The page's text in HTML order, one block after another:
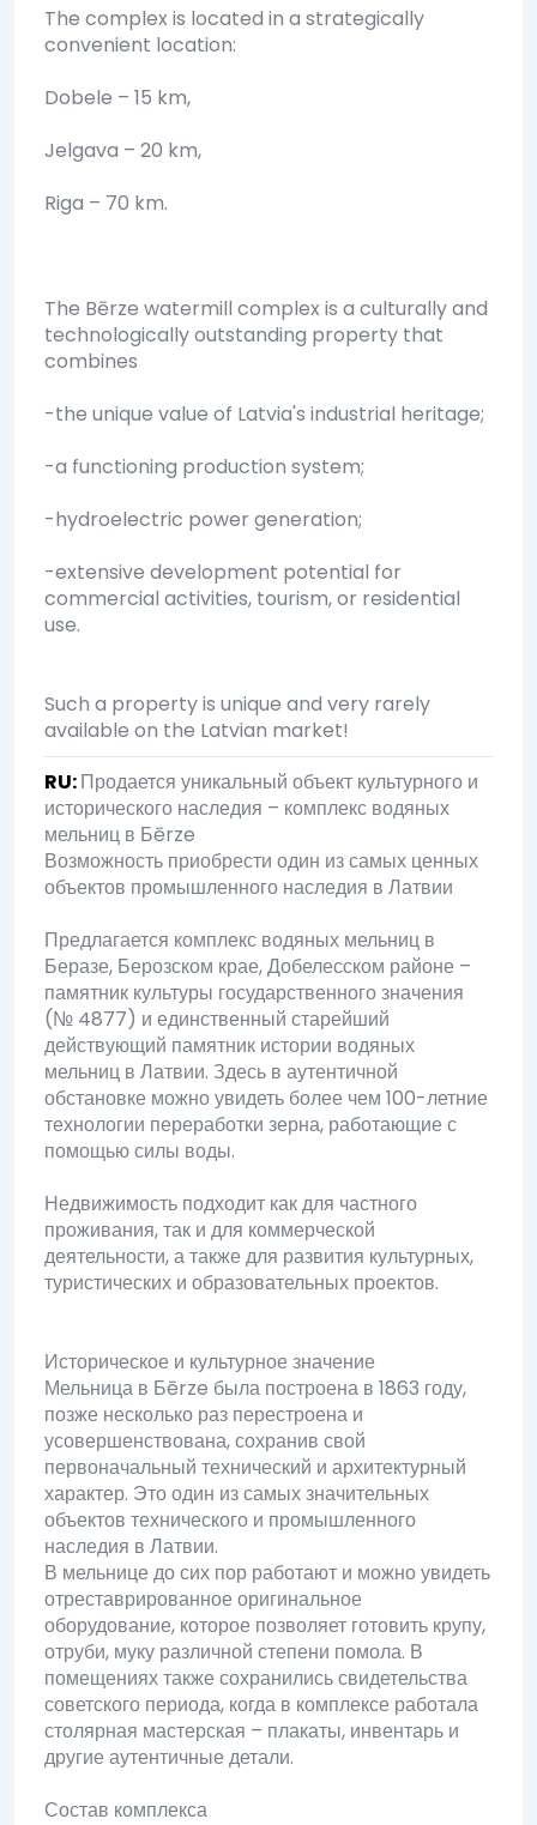
The complex is located in a strategically
convenient location:
Dobele – 15 km,
Jelgava – 20 km,
Riga – 70 km.
The Bērze watermill complex is a culturally and
technologically outstanding property that
combines
-the unique value of Latvia's industrial heritage;
-a functioning production system;
-hydroelectric power generation;
-extensive development potential for
commercial activities, tourism, or residential
use.
Such a property is unique and very rarely
available on the Latvian market!
RU:Продается уникальный объект культурного и
исторического наследия – комплекс водяных
мельниц в Бērze
Возможность приобрести один из самых ценных
объектов промышленного наследия в Латвии
Предлагается комплекс водяных мельниц в
Беразе, Берозском крае, Добелесском районе –
памятник культуры государственного значения
(№ 4877) и единственный старейший
действующий памятник истории водяных
мельниц в Латвии. Здесь в аутентичной
обстановке можно увидеть более чем 100-летние
технологии переработки зерна, работающие с
помощью силы воды.
Недвижимость подходит как для частного
проживания, так и для коммерческой
деятельности, а также для развития культурных,
туристических и образовательных проектов.
Историческое и культурное значение
Мельница в Бērze была построена в 1863 году,
позже несколько раз перестроена и
усовершенствована, сохранив свой
первоначальный технический и архитектурный
характер. Это один из самых значительных
объектов технического и промышленного
наследия в Латвии.
В мельнице до сих пор работают и можно увидеть
отреставрированное оригинальное
оборудование, которое позволяет готовить крупу,
отруби, муку различной степени помола. В
помещениях также сохранились свидетельства
советского периода, когда в комплексе работала
столярная мастерская – плакаты, инвентарь и
другие аутентичные детали.
Состав комплекса